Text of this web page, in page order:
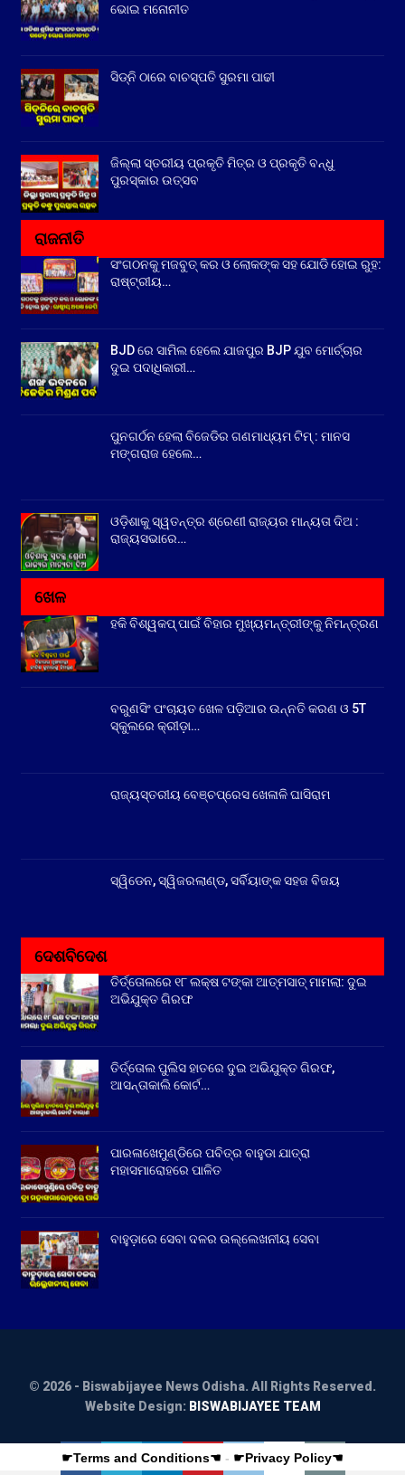
ଭୋଇ ମନୋନୀତ
ସିଡ୍‌ନି ଠାରେ ବାଚସ୍ପତି ସୁରମା ପାଢୀ
ଜିଲ୍ଲା ସ୍ତରୀୟ ପ୍ରକୃତି ମିତ୍ର ଓ ପ୍ରକୃତି ବନ୍ଧୁ
ପୁରସ୍କାର ଉତ୍ସବ
ରାଜନୀତି
ସଂଗଠନକୁ ମଜବୁତ୍ କର ଓ ଲୋକଙ୍କ ସହ ଯୋଡି ହୋଇ ରୁହ:
ରାଷ୍ଟ୍ରୀୟ…
BJD ରେ ସାମିଲ ହେଲେ ଯାଜପୁର BJP ଯୁବ ମୋର୍ଚ୍ଚାର
ଦୁଇ ପଦାଧିକାରୀ…
ପୁନଗର୍ଠନ ହେଲା ବିଜେଡିର ଗଣମାଧ୍ୟମ ଟିମ୍ : ମାନସ
ମଙ୍ଗରାଜ ହେଲେ…
ଓଡ଼ିଶାକୁ ସ୍ୱତନ୍ତ୍ର ଶ୍ରେଣୀ ରାଜ୍ୟର ମାନ୍ୟତା ଦିଅ :
ରାଜ୍ୟସଭାରେ…
ଖେଳ
ହକି ବିଶ୍ୱକପ୍ ପାଇଁ ବିହାର ମୁଖ୍ୟମନ୍ତ୍ରୀଙ୍କୁ ନିମନ୍ତ୍ରଣ
ବରୁଣସିଂ ପଂଚାୟତ ଖେଳ ପଡ଼ିଆର ଉନ୍ନତି କରଣ ଓ 5T
ସ୍କୁଲରେ କ୍ରୀଡ଼ା…
ରାଜ୍ୟସ୍ତରୀୟ ବେଞ୍ଚପ୍ରେସ ଖେଳାଳି ଘାସିରାମ
ସ୍ୱିଡେନ, ସ୍ୱିଜରଲାଣ୍ଡ, ସର୍ବିୟାଙ୍କ ସହଜ ବିଜୟ
ଦେଶବିଦେଶ
ତିର୍ତ୍ତୋଲରେ ୧୮ ଲକ୍ଷ ଟଙ୍କା ଆତ୍ମସାତ୍ ମାମଲା: ଦୁଇ
ଅଭିଯୁକ୍ତ ଗିରଫ
ତିର୍ତ୍ତୋଲ ପୁଲିସ ହାତରେ ଦୁଇ ଅଭିଯୁକ୍ତ ଗିରଫ,
ଆସନ୍ତାକାଲି କୋର୍ଟ…
ପାରଳାଖେମୁଣ୍ଡିରେ ପବିତ୍ର ବାହୁଡା ଯାତ୍ରା
ମହାସମାରୋହରେ ପାଳିତ
ବାହୁଡ଼ାରେ ସେବା ଦଳର ଉଲ୍ଲେଖନୀୟ ସେବା
© 2026 - Biswabijayee News Odisha. All Rights Reserved.
Website Design: BISWABIJAYEE TEAM
☛Terms and Conditions☚ - ☛Privacy Policy☚